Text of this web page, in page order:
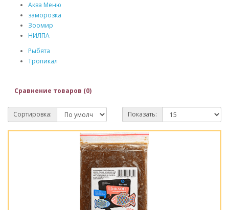
Аква Меню
заморозка
Зоомир
НИЛПА
Рыбята
Тропикал
Сравнение товаров (0)
Сортировка: Показать: